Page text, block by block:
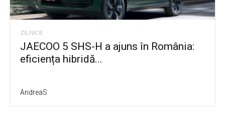
ZILNICE
JAECOO 5 SHS-H a ajuns în România:
eficiența hibridă...
AndreaS